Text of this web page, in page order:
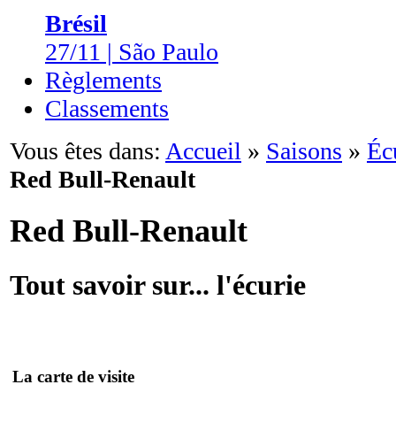
Brésil
27/11 | São Paulo
Règlements
Classements
Vous êtes dans: Accueil » Saisons »
Red Bull-Renault
Red Bull-Renault
Tout savoir sur... l'écurie
La carte de visite